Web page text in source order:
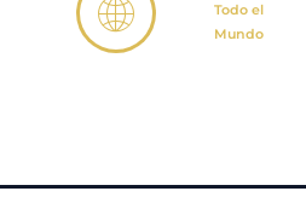
Todo el
Mundo